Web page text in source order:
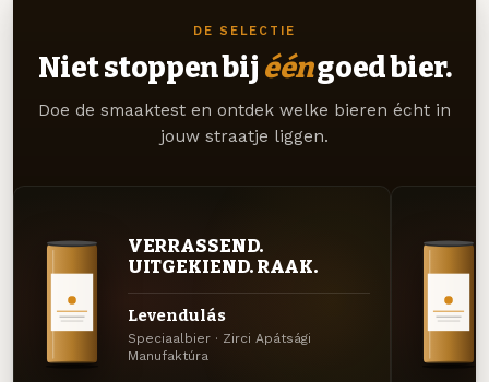
DE SELECTIE
Niet stoppen bij ééngoed bier.
Doe de smaaktest en ontdek welke bieren écht in
jouw straatje liggen.
VERRASSEND.
UITGEKIEND. RAAK.
Levendulás
Speciaalbier · Zirci Apátsági
Manufaktúra